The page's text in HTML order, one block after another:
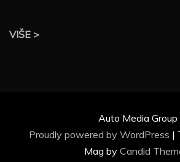
VIŠE >
Auto Media Group
Proudly powered by WordPress |
Mag by Candid